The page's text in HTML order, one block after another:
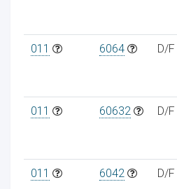
011 6064 D/F
011 60632 D/F
011 6042 D/F